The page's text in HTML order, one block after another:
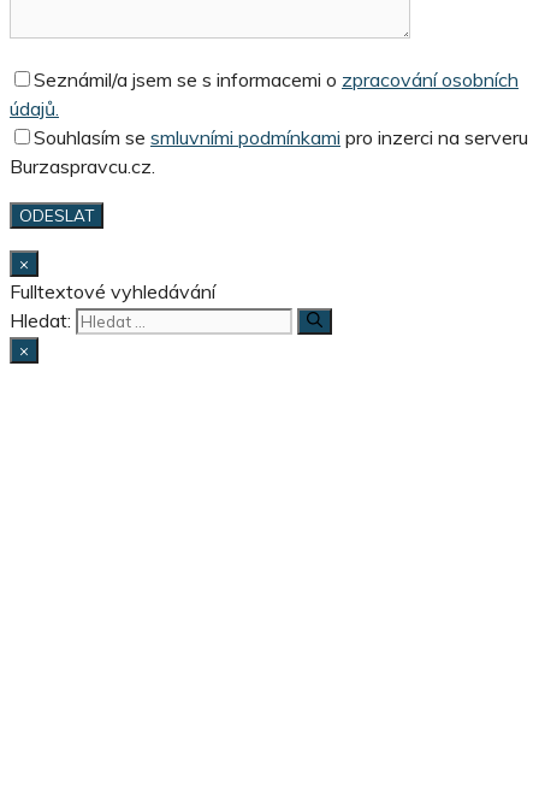
Seznámil/a jsem se s informacemi o zpracování osobních
údajů.
Souhlasím se smluvními podmínkami pro inzerci na serveru
Burzaspravcu.cz.
×
Fulltextové vyhledávání
Hledat:
×